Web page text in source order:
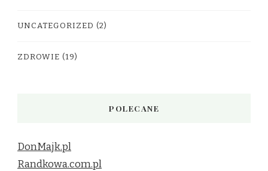
UNCATEGORIZED (2)
ZDROWIE (19)
POLECANE
DonMajk.pl
Randkowa.com.pl